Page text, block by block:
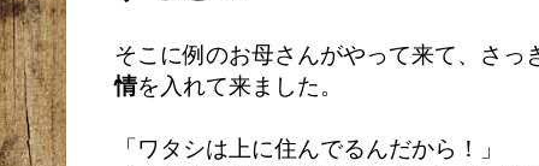
そこに例のお母さんがやって来て、さっ
情を入れて来ました。
「ワタシは上に住んでるんだから！」